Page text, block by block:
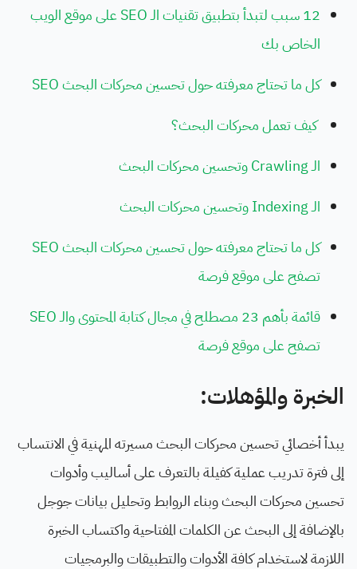
12 سبب لتبدأ بتطبيق تقنيات الـ SEO على موقع الويب
الخاص بك
كل ما تحتاج معرفته حول تحسين محركات البحث SEO
كيف تعمل محركات البحث؟
الـ Crawling وتحسين محركات البحث
الـ Indexing وتحسين محركات البحث
كل ما تحتاج معرفته حول تحسين محركات البحث SEO
تصفح على موقع فرصة
قائمة بأهم 23 مصطلح في مجال كتابة المحتوى والـ SEO
تصفح على موقع فرصة
الخبرة والمؤهلات:
يبدأ أخصائي تحسين محركات البحث مسيرته المهنية في الانتساب
إلى فترة تدريب عملية كفيلة بالتعرف على أساليب وأدوات
تحسين محركات البحث وبناء الروابط وتحليل بيانات جوجل
بالإضافة إلى البحث عن الكلمات المفتاحية واكتساب الخبرة
اللازمة لاستخدام كافة الأدوات والتطبيقات والبرمجيات